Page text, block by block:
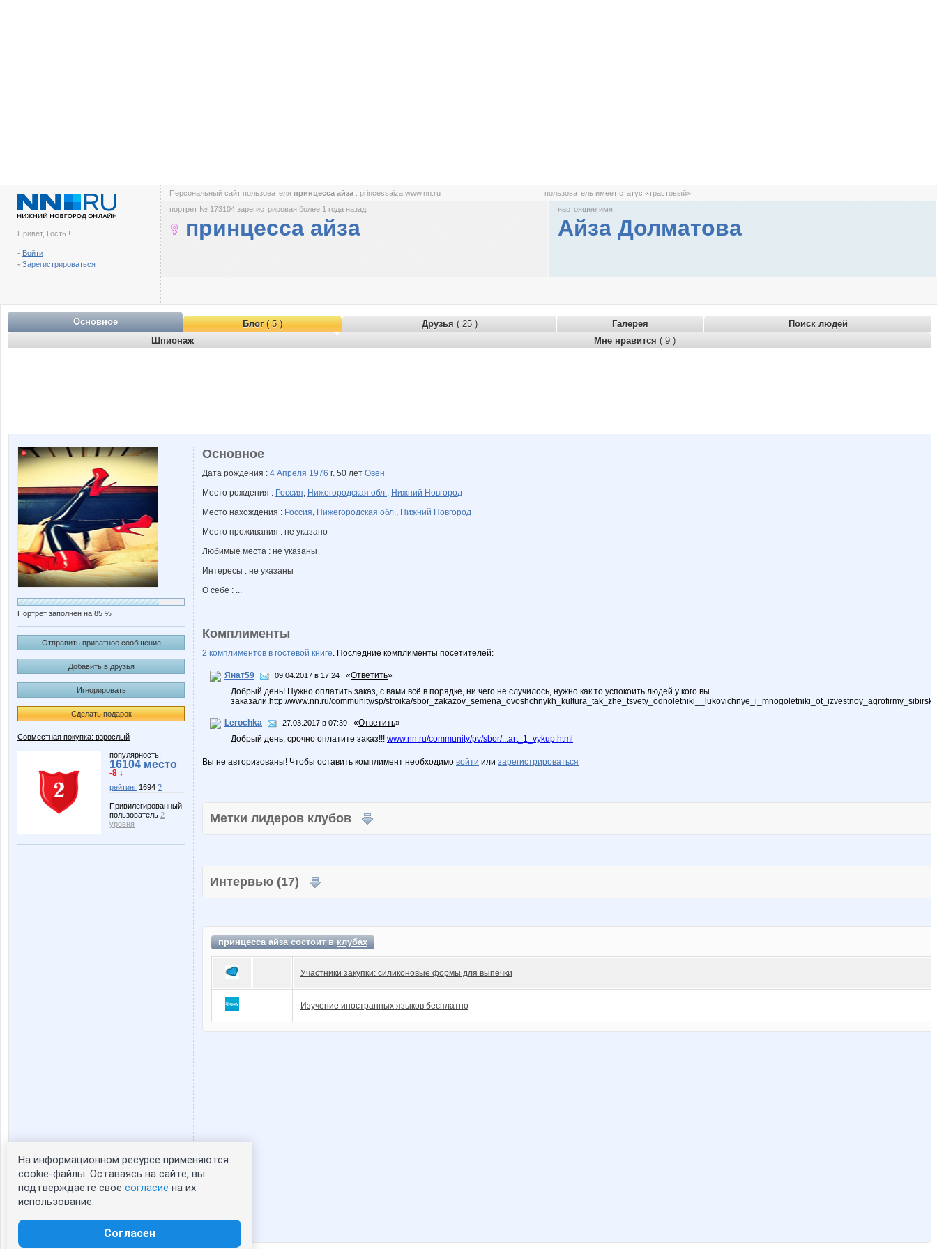
Привет, Гость !
- Войти
- Зарегистрироваться
Персональный сайт пользователя принцесса айза : princessaiza.www.nn.ru пользователь имеет статус«трастовый»
портрет № 173104 зарегистрирован более 1 года назад
принцесса айза
настоящее имя:
Айза Долматова
Основное Блог( 5 ) Друзья ( 25 ) Галерея
Поиск людей
Шпионаж
Мне нравится ( 9 )
Портрет заполнен на 85 %
Отправить приватное сообщение
Добавить в друзья
Игнорировать
Сделать подарок
Совместная покупка: взрослый
популярность:
16104 место
-8 ↓
рейтинг 1694 ?
Привилегированный
пользователь 2
уровня
Статистика портрета:
сейчас просматривают портрет - 0
зарегистрированные пользователи
Основное
Дата рождения : 4 Апреля 1976 г. 50 лет Овен
Место рождения : Россия, Нижегородская обл., Нижний Новгород
Место нахождения : Россия, Нижегородская обл., Нижний Новгород
Место проживания : не указано
Любимые места : не указаны
Интересы : не указаны
О себе : ...
Комплименты
2 комплиментов в гостевой книге. Последние комплименты посетителей:
Янат59 09.04.2017 в 17:24 «Ответить»
Добрый день! Нужно оплатить заказ, с вами всё в порядке, ни чего не случилось, нужно как то успокоить людей у кого вы
заказали.http://www.nn.ru/community/sp/stroika/
Lerochka 27.03.2017 в 07:39 «Ответить»
Добрый день, срочно оплатите заказ!!! www.nn.ru/community/pv/sbor/...art_1_vykup.html
Вы не авторизованы! Чтобы оставить комплимент необходимо войти или зарегистрироваться
Метки лидеров клубов
Интервью (17)
принцесса айза состоит вклубах
Участники закупки: силиконовые формы для выпечки
Изучение иностранных языков бесплатно
На информационном ресурсе применяются
cookie-файлы. Оставаясь на сайте, вы
подтверждаете свое согласие на их
использование.
Согласен